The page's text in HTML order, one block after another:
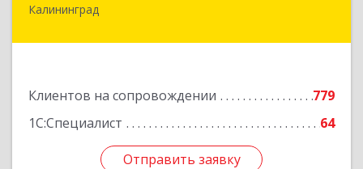
Калининград
Клиентов на сопровождении
779
1С:Специалист
64
Отправить заявку
236006, Калининградская обл, Калининград г,
Отправить заявку